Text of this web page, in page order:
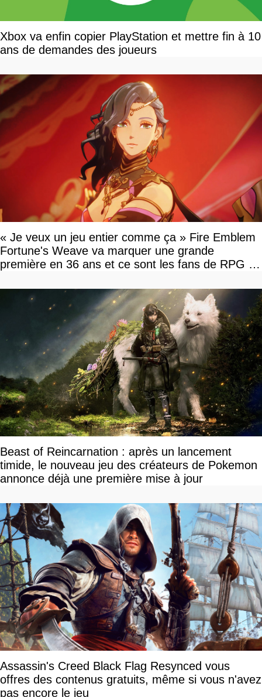
Xbox va enfin copier PlayStation et mettre fin à 10
ans de demandes des joueurs
« Je veux un jeu entier comme ça » Fire Emblem
Fortune's Weave va marquer une grande
première en 36 ans et ce sont les fans de RPG en
Beast of Reincarnation : après un lancement
timide, le nouveau jeu des créateurs de Pokemon
annonce déjà une première mise à jour
Assassin's Creed Black Flag Resynced vous
offres des contenus gratuits, même si vous n'avez
pas encore le jeu